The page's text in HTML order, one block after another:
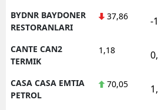
BYDNR BAYDONER
RESTORANLARI
37,86 -
CANTE CAN2
TERMIK
1,18
CASA CASA EMTIA
PETROL
70,05